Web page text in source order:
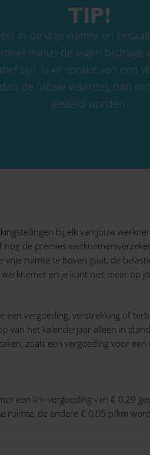
TIP!
in de vrije ruimte en
minus de eigen
zijn. Is er sprake van een
de fiscale waarde), dan
gesteld worden.
bij elk van jouw
de premies
ruimte te boven gaat, de
en je kunt niet meer op
vergoeding, verstrekking of
van het kalenderjaar alleen in
zoals een vergoeding voor
een km-vergoeding van € 0,29
ruimte, de andere € 0,05 p/km